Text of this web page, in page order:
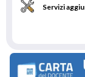
Servizi